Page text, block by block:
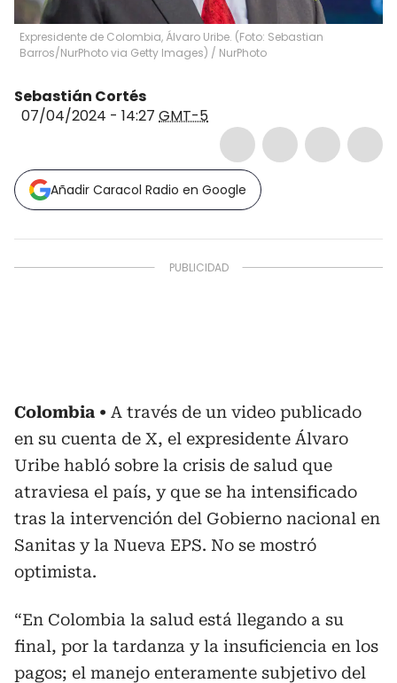
Expresidente de Colombia, Álvaro Uribe. (Foto: Sebastian
Barros/NurPhoto via Getty Images) / NurPhoto
Sebastián Cortés
07/04/2024 - 14:27 GMT-5
Añadir Caracol Radio en Google
Colombia
A través de un video publicado
en su cuenta de X, el expresidente Álvaro
Uribe habló sobre la crisis de salud que
atraviesa el país, y que se ha intensificado
tras la intervención del Gobierno nacional en
Sanitas y la Nueva EPS. No se mostró
optimista.
“En Colombia la salud está llegando a su
final, por la tardanza y la insuficiencia en los
pagos; el manejo enteramente subjetivo del